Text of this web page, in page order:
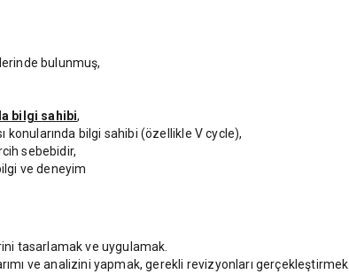
bulunmuş,
bilgi sahibi,
bilgi sahibi (özellikle V cycle),
sebebidir,
ve deneyim
tasarlamak ve uygulamak.
ve analizini yapmak, gerekli revizyonları gerçekleştirmek.